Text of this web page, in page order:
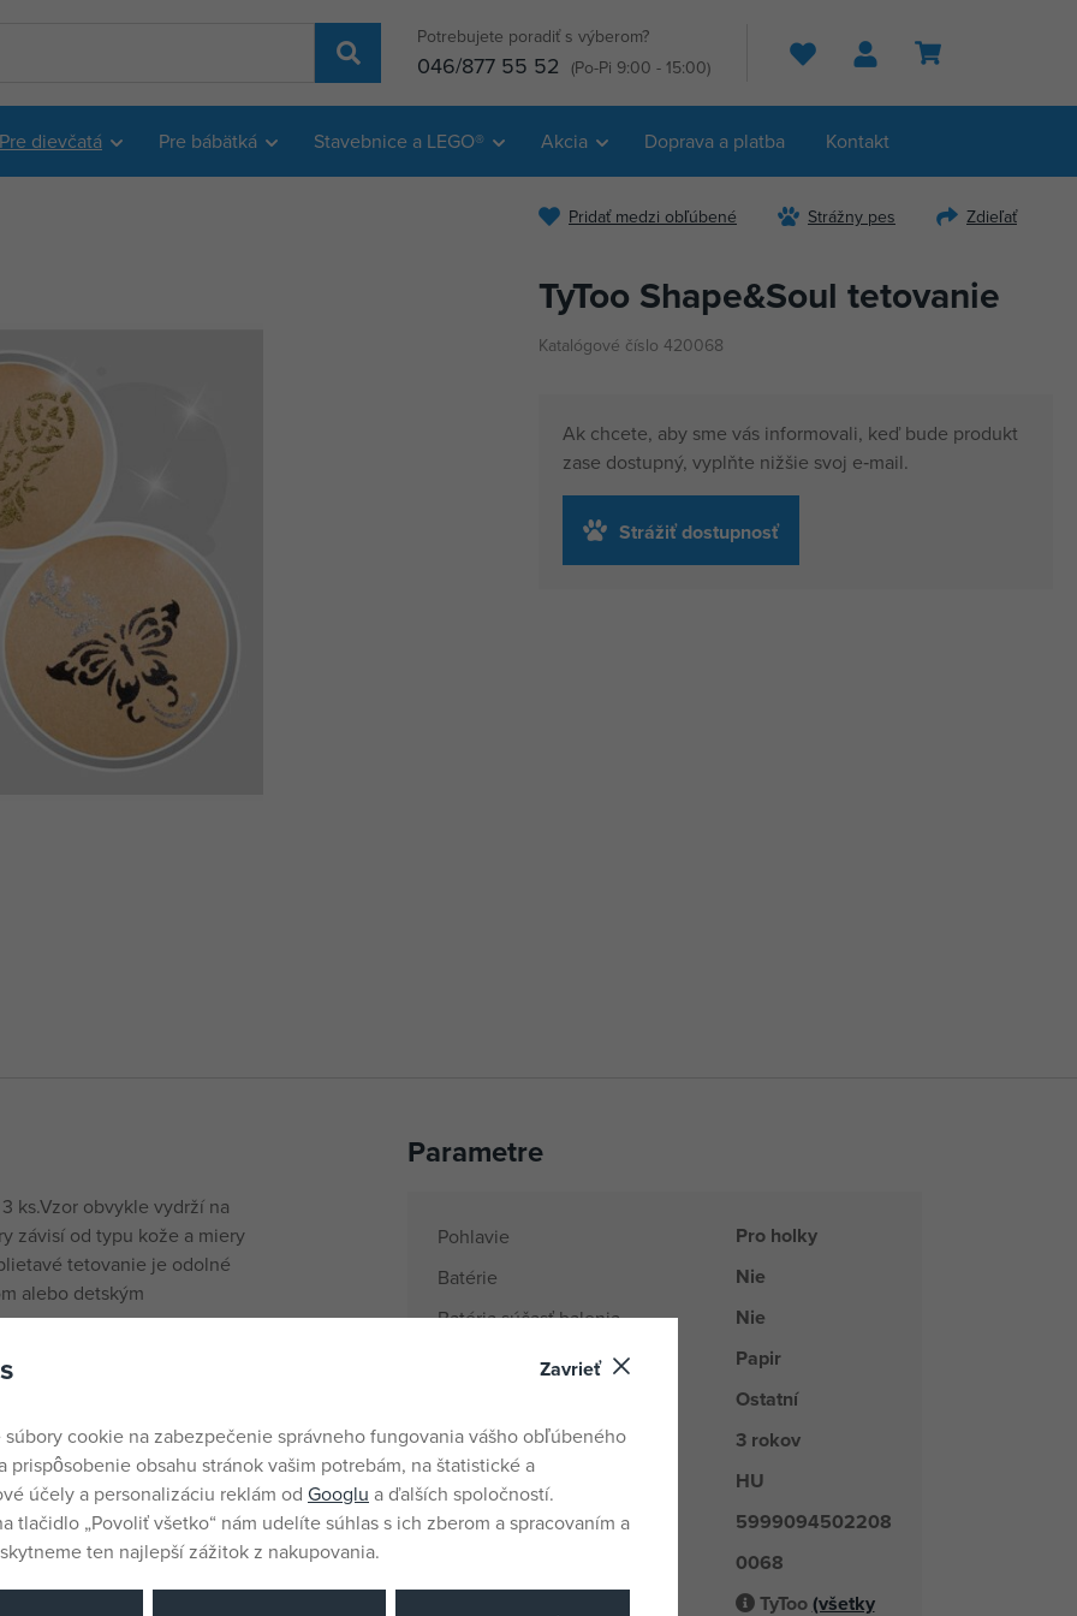
Potrebujete poradiť s výberom?
046/877 55 52 (Po-Pi 9:00 - 15:00) Hľadať
Pre dievčatá Pre bábätká Stavebnice a LEGO® Akcia Doprava a platba Kontakt
Pridať medzi obľúbené Strážny pes Zdieľať
TyToo Shape&Soul tetovanie
Katalógové číslo 420068
Ak chcete, aby sme vás informovali, keď bude produkt
zase dostupný, vyplňte nižšie svoj e‑mail.
Strážiť dostupnosť
ks.Vzor obvykle vydrží na
závisí od typu kože a miery
tetovanie je odolné
alebo detským
Parametre
Pohlavie Pro holky
Batérie Nie
Batéria súčasť balenia Nie
Papir
Ostatní
Vek od 3 rokov
Krajina pôvodu HU
EANs 5999094502208
0068
TyToo(všetky
Zavrieť
súbory cookie na zabezpečenie správneho fungovania vášho obľúbeného
prispôsobenie obsahu stránok vašim potrebám, na štatistické a
účely a personalizáciu reklám od Googlu a ďalších spoločností.
tlačidlo „Povoliť všetko“ nám udelíte súhlas s ich zberom a spracovaním a
ten najlepší zážitok z nakupovania.